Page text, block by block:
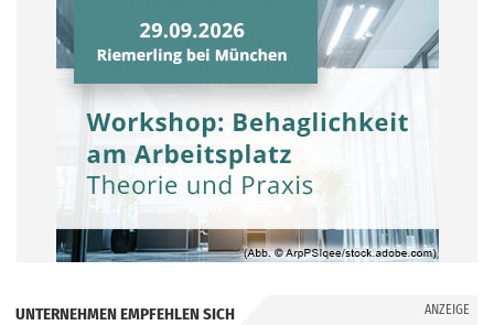
UNTERNEHMEN EMPFEHLEN SICH ANZEIGE